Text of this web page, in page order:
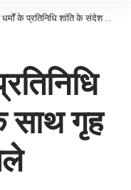
के प्रतिनिधि शांति के संदेश के साथ गृह राज्य मंत्री से मिले
साथ गृह